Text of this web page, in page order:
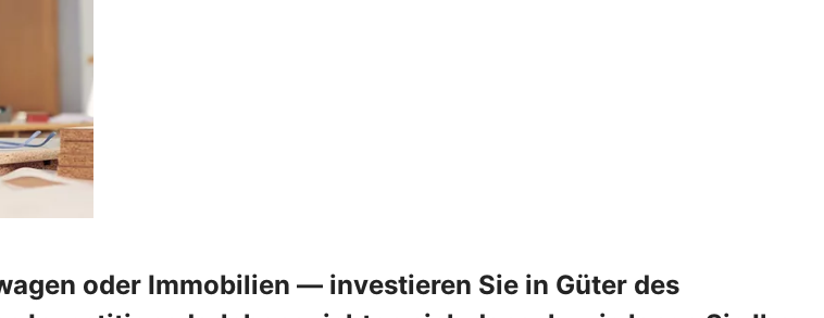
oder Immobilien — investieren Sie in Güter des